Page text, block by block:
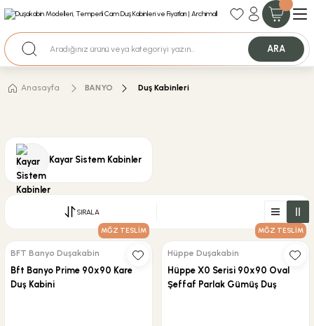
35+ Yıllık Tecrübe
Nakit Ödemeli Özel Fiyatlar için Bizden Teklif Alabilirsiniz.
ARA
Anasayfa BANYO Duş Kabinleri
Kayar Sistem Kabinler
SIRALA
MĞZ TESLİM
BFT Banyo Duşakabin
Bft Banyo Prime 90x90 Kare
Duş Kabini
MĞZ TESLİM
Hüppe Duşakabin
Hüppe X0 Serisi 90x90 Oval
Şeffaf Parlak Gümüş Duş